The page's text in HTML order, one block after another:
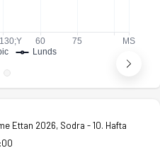
Ettan 2026, Sodra - 10. Hafta